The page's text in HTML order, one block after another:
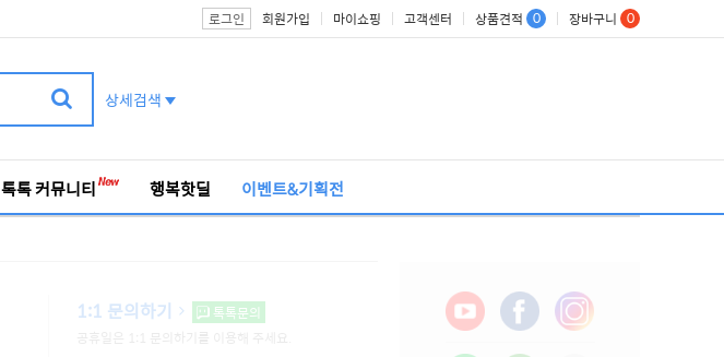
로그인 회원가입 마이쇼핑 고객센터 상품견적 0 장바구니 0
상세검색
톡톡 커뮤니티 행복핫딜 이벤트&기획전
1:1 문의하기
톡톡문의